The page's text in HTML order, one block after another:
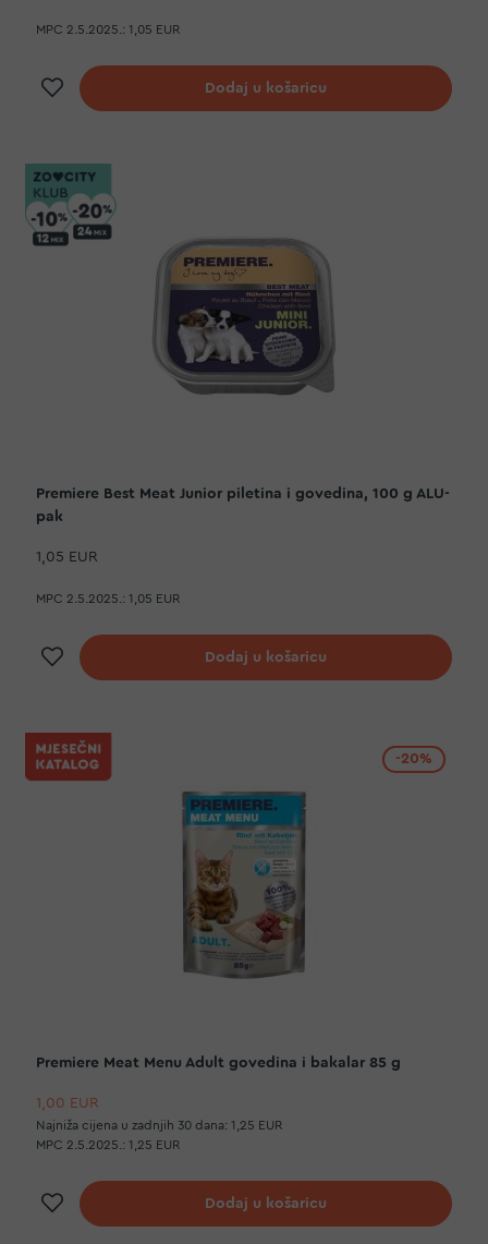
MPC 2.5.2025.: 1,05 EUR
Dodaj na listu želja
Dodaj u košaricu
Premiere Best Meat Junior piletina i govedina, 100 g ALU-
pak
1,05 EUR
MPC 2.5.2025.: 1,05 EUR
Dodaj na listu želja
Dodaj u košaricu
-20%
Premiere Meat Menu Adult govedina i bakalar 85 g
1,00 EUR
Najniža cijena u zadnjih 30 dana: 1,25 EUR
MPC 2.5.2025.: 1,25 EUR
Dodaj na listu želja
Dodaj u košaricu